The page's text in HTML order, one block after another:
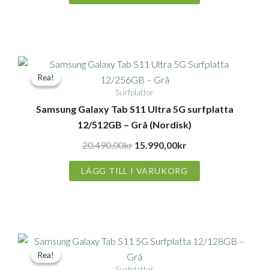
Rea!
Rea!
Surfplattor
Samsung Galaxy Tab S11 Ultra 5G surfplatta
12/512GB – Grå (Nordisk)
20.490,00kr
Det
ursprungliga
priset
var:
20.490,00kr.
15.990,00kr
Det
är:
15.990,00kr.
LÄGG TILL I VARUKORG
Rea!
Rea!
Det
ursprungliga
Det